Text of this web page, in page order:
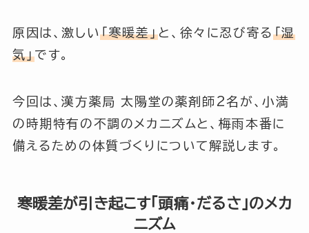
原因は、激しい「寒暖差」 と、徐々に忍び寄る 「湿
気」です。
今回は、漢方薬局 太陽堂の薬剤師2名が、小満
の時期特有の不調のメカニズムと、梅雨本番に
備えるための体質づくりについて解説します。
寒暖差が引き起こす「頭痛・だるさ」のメカ
ニズム